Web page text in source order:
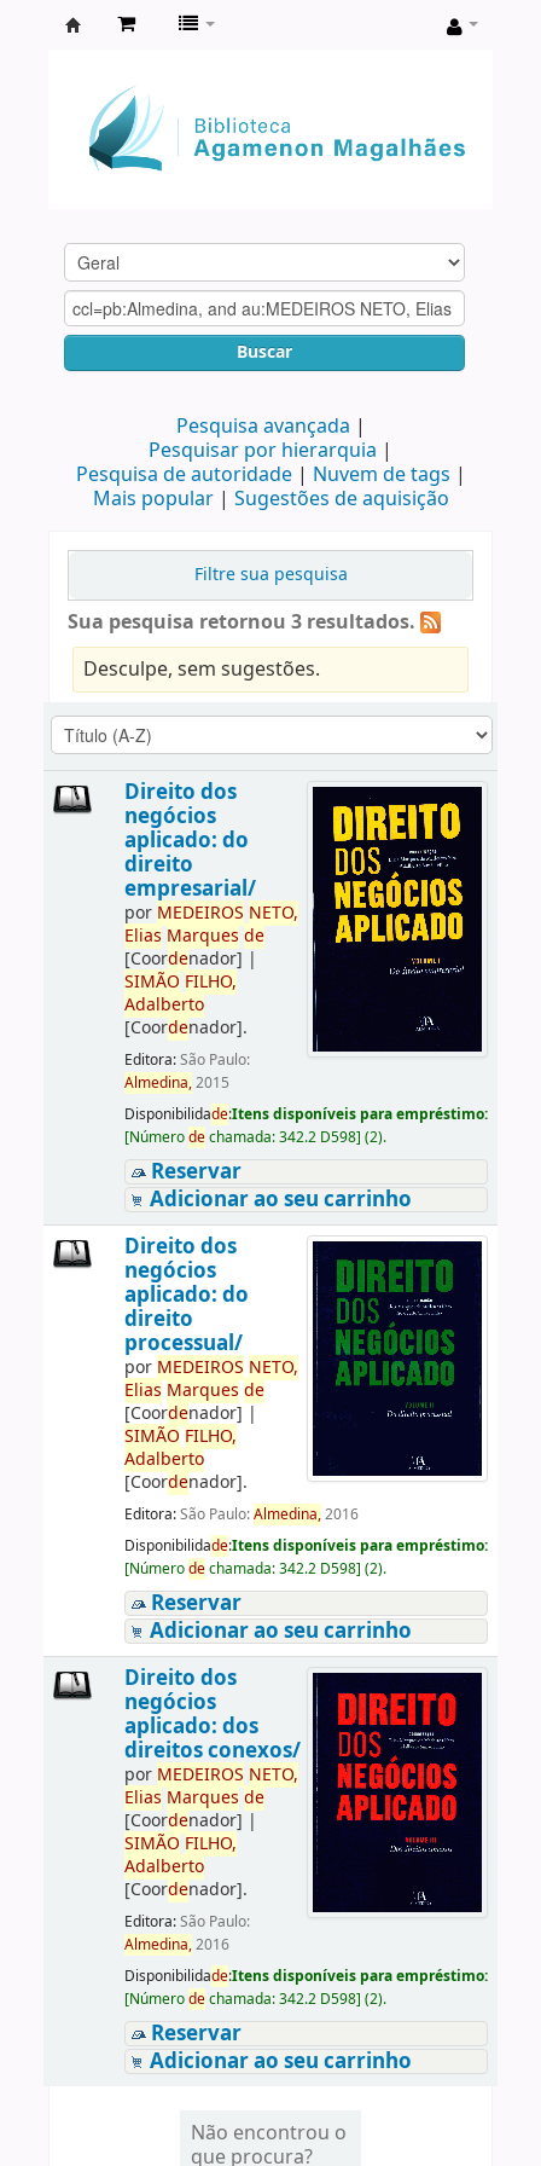
Agamenon
Magalhães
Buscar
Pesquisa avançada
Pesquisar por hierarquia
Pesquisa de autoridade
Nuvem de tags
Mais popular
Sugestões de aquisição
Filtre sua pesquisa
Sua pesquisa retornou 3 resultados.
Desculpe, sem sugestões.
Direito dos
negócios
aplicado: do
direito
empresarial/
por MEDEIROS NETO,
Elias Marques de
[Coordenador] |
SIMÃO FILHO,
Adalberto
[Coordenador].
Editora:São Paulo:
Almedina,2015
Disponibilidade:Itens disponíveis para empréstimo:
[Númerodechamada:342.2 D598] (2).
Reservar
Adicionar ao seu carrinho
Direito dos
negócios
aplicado: do
direito
processual/
por MEDEIROS NETO,
Elias Marques de
[Coordenador] |
SIMÃO FILHO,
Adalberto
[Coordenador].
Editora:São Paulo:Almedina,2016
Disponibilidade:Itens disponíveis para empréstimo:
[Númerodechamada:342.2 D598] (2).
Reservar
Adicionar ao seu carrinho
Direito dos
negócios
aplicado: dos
direitos conexos/
por MEDEIROS NETO,
Elias Marques de
[Coordenador] |
SIMÃO FILHO,
Adalberto
[Coordenador].
Editora:São Paulo:
Almedina,2016
Disponibilidade:Itens disponíveis para empréstimo:
[Númerodechamada:342.2 D598] (2).
Reservar
Adicionar ao seu carrinho
Não encontrou o
que procura?